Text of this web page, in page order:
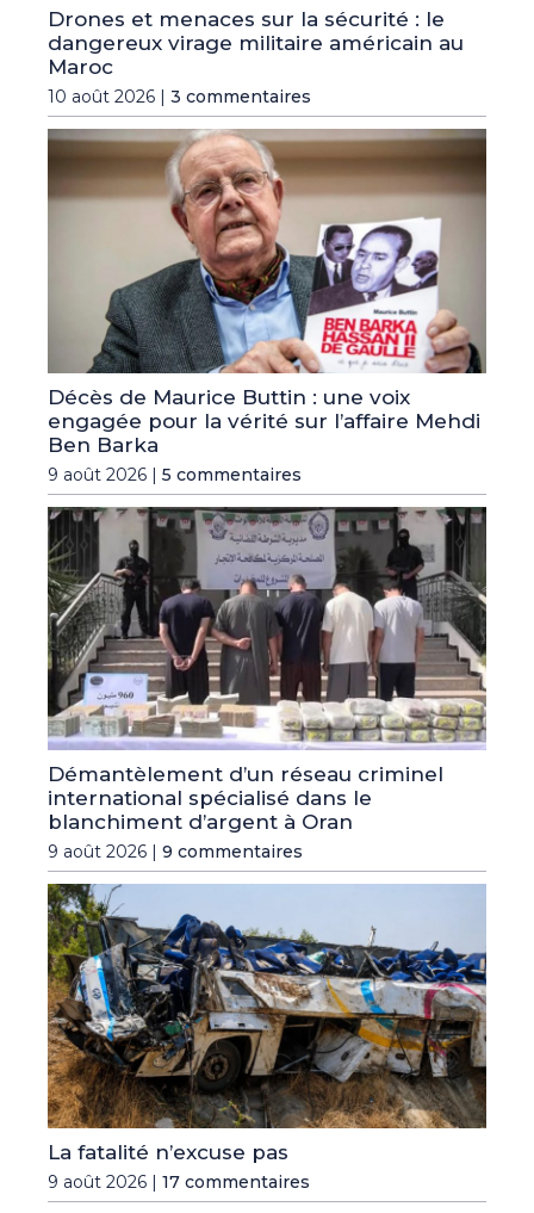
Drones et menaces sur la sécurité : le
dangereux virage militaire américain au
Maroc
10 août 2026 | 3 commentaires
Décès de Maurice Buttin : une voix
engagée pour la vérité sur l’affaire Mehdi
Ben Barka
9 août 2026 | 5 commentaires
Démantèlement d’un réseau criminel
international spécialisé dans le
blanchiment d’argent à Oran
9 août 2026 | 9 commentaires
La fatalité n’excuse pas
9 août 2026 | 17 commentaires